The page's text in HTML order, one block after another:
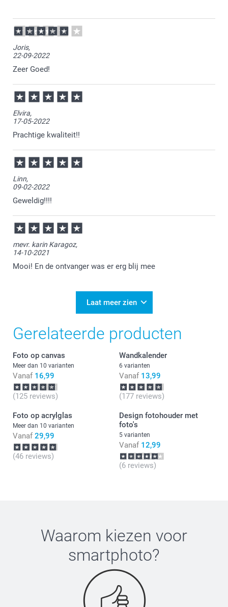
05-11-2024
17:08
Bedankt voor je review. Wat leuk om te horen dat je
Heel veel plezier ervan en wellicht tot een volgende
keer.
Joris,
22-09-2022
Zeer Goed!
Elvira,
17-05-2022
Prachtige kwaliteit!!
Linn,
09-02-2022
Geweldig!!!!
mevr. karin Karagoz,
14-10-2021
Mooi! En de ontvanger was er erg blij mee
Laat meer zien
Gerelateerde producten
Foto op canvas
Meer dan 10 varianten
Vanaf 16,99
(125 reviews)
Wandkalender
6 varianten
Vanaf 13,99
(177 reviews)
Foto op acrylglas
Meer dan 10 varianten
Vanaf 29,99
(46 reviews)
Design fotohouder met
foto's
5 varianten
Vanaf 12,99
(6 reviews)
Waarom kiezen voor
smartphoto?